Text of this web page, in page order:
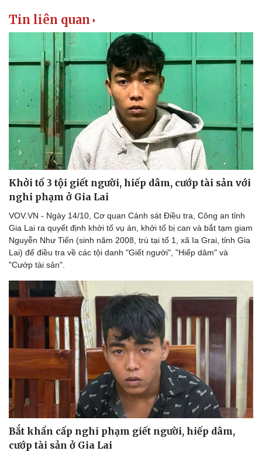
Văn hóa
Sân khấu - Điện ảnh
Văn học
Âm nhạc
Di sản
Giải trí
Nghệ sĩ
Thời trang
Sao Việt
Tin liên quan
Khởi tố 3 tội giết người, hiếp dâm, cướp tài sản với
nghi phạm ở Gia Lai
VOV.VN - Ngày 14/10, Cơ quan Cảnh sát Điều tra, Công an tỉnh
Gia Lai ra quyết định khởi tố vụ án, khởi tố bị can và bắt tạm giam
Nguyễn Như Tiến (sinh năm 2008, trú tại tổ 1, xã Ia Grai, tỉnh Gia
Lai) để điều tra về các tội danh "Giết người", "Hiếp dâm" và
"Cướp tài sản".
Bắt khẩn cấp nghi phạm giết người, hiếp dâm,
cướp tài sản ở Gia Lai